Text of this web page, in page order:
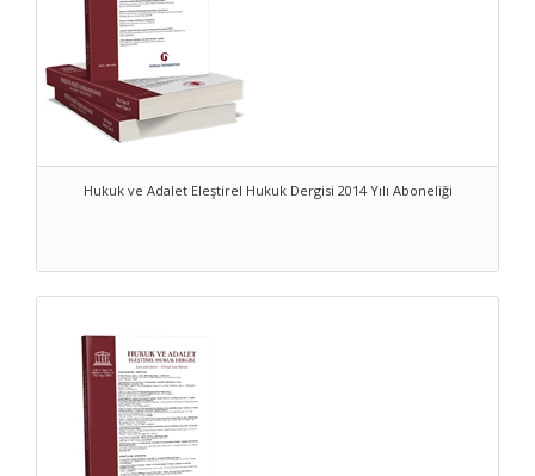
Hukuk ve Adalet Eleştirel Hukuk Dergisi 2014 Yılı Aboneliği